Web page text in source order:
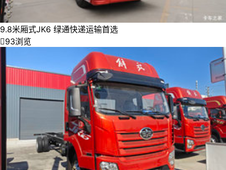
9.8米厢式JK6 绿通快递运输首选
93浏览